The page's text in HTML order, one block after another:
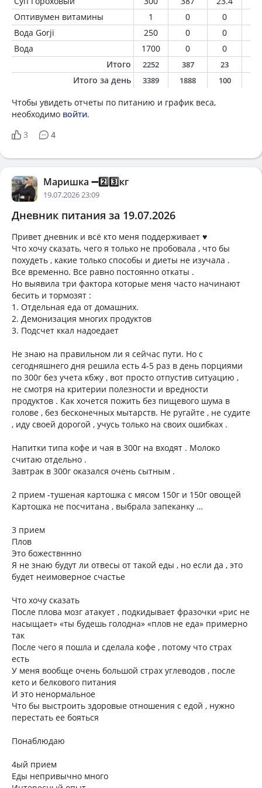
Оптивумен витамины
1 0 0
Вода Gorji
250 0 0
Вода
1700 0 0
Итого
2252 387 23
Итого за день 3389 1888 100
Чтобы увидеть отчеты по питанию и график веса,
необходимо войти.
3
4
Маришка ➖2️⃣3️⃣кг
19.07.2026 23:09
Дневник питания за 19.07.2026
Привет дневник и всё кто меня поддерживает ♥️
Что хочу сказать, чего я только не пробовала , что бы
похудеть , какие только способы и диеты не изучала .
Все временно. Все равно постоянно откаты .
Но выявила три фактора которые меня часто начинают
бесить и тормозят :
1. Отдельная еда от домашних.
2. Демонизация многих продуктов
3. Подсчет ккал надоедает
Не знаю на правильном ли я сейчас пути. Но с
сегодняшнего дня решила есть 4-5 раз в день порциями
по 300г без учета кбжу , вот просто отпустив ситуацию ,
не смотря на критерии полезности и вредности
продуктов . Как хочется пожить без пищевого шума в
голове , без бесконечных мытарств. Не ругайте , не судите
, иду своей дорогой , учусь только на своих ошибках .
Напитки типа кофе и чая в 300г на входят . Молоко
считаю отдельно .
Завтрак в 300г оказался очень сытным .
2 прием -тушеная картошка с мясом 150г и 150г овощей
Картошка не посчитана , выбрала запеканку …
3 прием
Плов
Это божествннно
Я не знаю будут ли отвесы от такой еды , но если да , это
будет неимоверное счастье
Что хочу сказать
После плова мозг атакует , подкидывает фразочки «рис не
насыщает» «ты будешь голодна» «плов не еда» примерно
так
После чего я пошла и сделала кофе , потому что страх
есть
У меня вообще очень большой страх углеводов , после
кето и белкового питания
И это ненормальное
Что бы выстроить здоровые отношения с едой , нужно
перестать ее бояться
Понаблюдаю
4ый прием
Еды непривычно много